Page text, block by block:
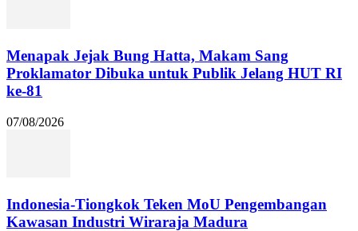
Menapak Jejak Bung Hatta, Makam Sang
Proklamator Dibuka untuk Publik Jelang HUT RI
ke-81
07/08/2026
Indonesia-Tiongkok Teken MoU Pengembangan
Kawasan Industri Wiraraja Madura